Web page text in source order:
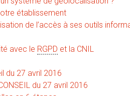
établissement
de l’accès à ses outils
avec le RGPD et la CNIL
du 27 avril 2016
du 27 avril 2016